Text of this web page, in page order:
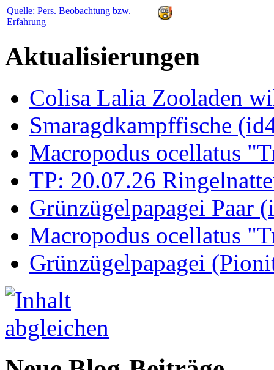
Quelle: Pers. Beobachtung bzw.
Erfahrung
Aktualisierungen
Colisa Lalia Zooladen
Smaragdkampffische
Macropodus ocellatus
TP: 20.07.26
Grünzügelpapagei Paar
Macropodus ocellatus
Grünzügelpapagei